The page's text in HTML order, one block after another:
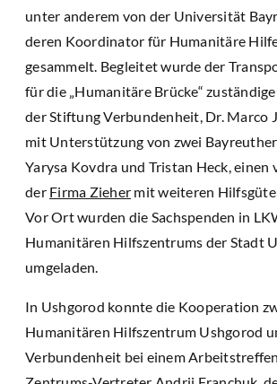
unter anderem von der Universität
deren Koordinator für Humanitäre
gesammelt. Begleitet wurde der
für die „Humanitäre Brücke“
der Stiftung Verbundenheit, Dr. Marco
mit Unterstützung von zwei Bayreuther
Yarysa Kovdra und Tristan Heck, einen
der Firma Zieher mit weiteren
Vor Ort wurden die Sachspenden in
Humanitären Hilfszentrums der Stadt
umgeladen.
In Ushgorod konnte die Kooperation
Humanitären Hilfszentrum Ushgorod
Verbundenheit bei einem